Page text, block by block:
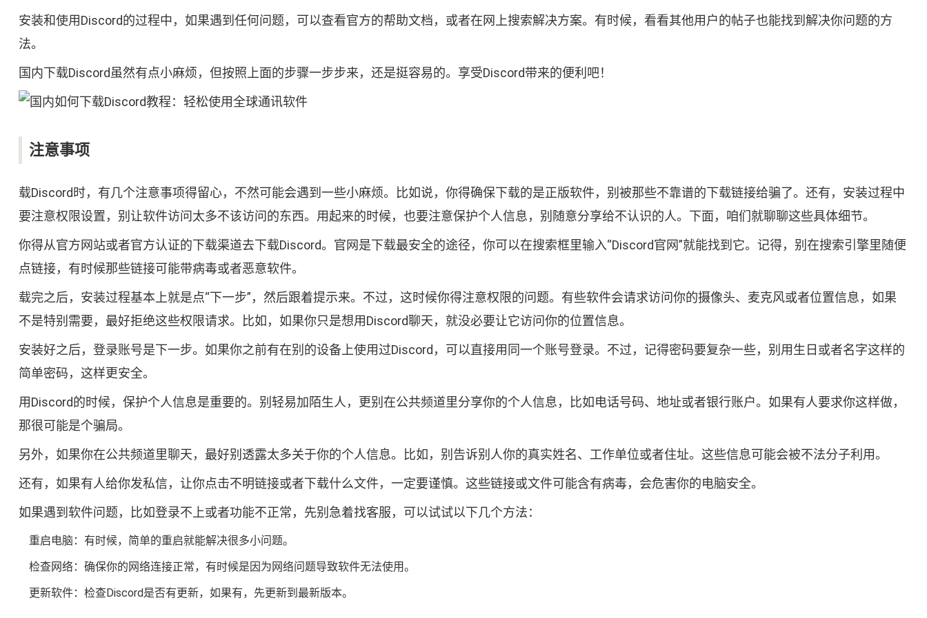
安装和使用Discord的过程中，如果遇到任何问题，可以查看官方的帮助文档，或者在网上搜索解决方案。有时候，看看其他用户的帖子也能找到解决你问题的方
法。
国内下载Discord虽然有点小麻烦，但按照上面的步骤一步步来，还是挺容易的。享受Discord带来的便利吧！
注意事项
载Discord时，有几个注意事项得留心，不然可能会遇到一些小麻烦。比如说，你得确保下载的是正版软件，别被那些不靠谱的下载链接给骗了。还有，安装过程中
要注意权限设置，别让软件访问太多不该访问的东西。用起来的时候，也要注意保护个人信息，别随意分享给不认识的人。下面，咱们就聊聊这些具体细节。
你得从官方网站或者官方认证的下载渠道去下载Discord。官网是下载最安全的途径，你可以在搜索框里输入“Discord官网”就能找到它。记得，别在搜索引擎里随便
点链接，有时候那些链接可能带病毒或者恶意软件。
载完之后，安装过程基本上就是点“下一步”，然后跟着提示来。不过，这时候你得注意权限的问题。有些软件会请求访问你的摄像头、麦克风或者位置信息，如果
不是特别需要，最好拒绝这些权限请求。比如，如果你只是想用Discord聊天，就没必要让它访问你的位置信息。
安装好之后，登录账号是下一步。如果你之前有在别的设备上使用过Discord，可以直接用同一个账号登录。不过，记得密码要复杂一些，别用生日或者名字这样的
简单密码，这样更安全。
用Discord的时候，保护个人信息是重要的。别轻易加陌生人，更别在公共频道里分享你的个人信息，比如电话号码、地址或者银行账户。如果有人要求你这样做，
那很可能是个骗局。
另外，如果你在公共频道里聊天，最好别透露太多关于你的个人信息。比如，别告诉别人你的真实姓名、工作单位或者住址。这些信息可能会被不法分子利用。
还有，如果有人给你发私信，让你点击不明链接或者下载什么文件，一定要谨慎。这些链接或文件可能含有病毒，会危害你的电脑安全。
如果遇到软件问题，比如登录不上或者功能不正常，先别急着找客服，可以试试以下几个方法：
重启电脑：有时候，简单的重启就能解决很多小问题。
检查网络：确保你的网络连接正常，有时候是因为网络问题导致软件无法使用。
更新软件：检查Discord是否有更新，如果有，先更新到最新版本。